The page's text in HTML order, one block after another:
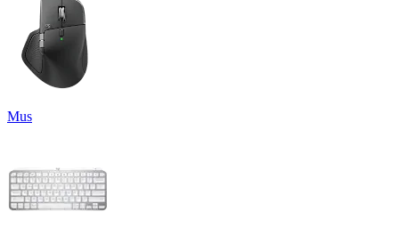
Mus